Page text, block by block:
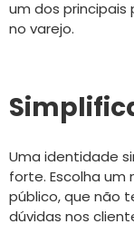
um dos principais
no varejo.
Uma identidade
forte. Escolha
público, que não
dúvidas nos